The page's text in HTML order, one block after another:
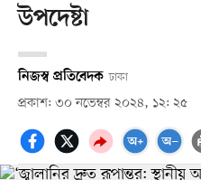
উপদেষ্টা
নিজস্ব প্রতিবেদক ঢাকা
প্রকাশ: ৩০ নভেম্বর ২০২৪, ১২: ২৫